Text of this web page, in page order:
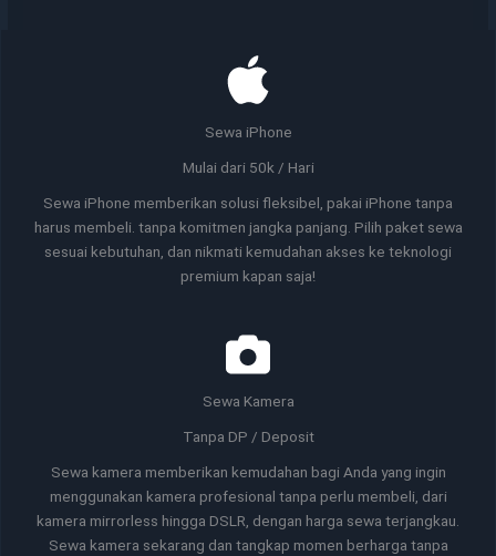
Sewa iPhone
Mulai dari 50k / Hari
Sewa iPhone memberikan solusi fleksibel, pakai iPhone tanpa
harus membeli. tanpa komitmen jangka panjang. Pilih paket sewa
sesuai kebutuhan, dan nikmati kemudahan akses ke teknologi
premium kapan saja!
Sewa Kamera
Tanpa DP / Deposit
Sewa kamera memberikan kemudahan bagi Anda yang ingin
menggunakan kamera profesional tanpa perlu membeli, dari
kamera mirrorless hingga DSLR, dengan harga sewa terjangkau.
Sewa kamera sekarang dan tangkap momen berharga tanpa